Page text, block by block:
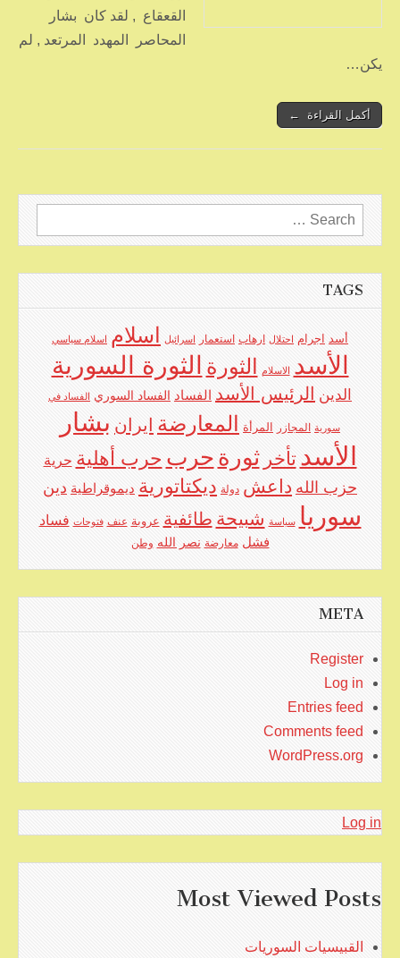
القعقاع , لقد كان بشار
المحاصر المهدد المرتعد , لم
يكن…
أكمل القراءة ←
Search
for:
TAGS
أسد اجرام احتلال ارهاب استعمار اسرائيل اسلام اسلام سياسي
الأسد الاسلام الثورة الثورة السورية
الدين الرئيس الأسد الفساد الفساد السوري الفساد في
سورية المجازر المرأة المعارضة ايران بشار
الأسد تأخر ثورة حرب حرب أهلية حرية
حزب الله داعش دولة ديكتاتورية ديموقراطية دين
سوريا سياسة شبيحة طائفية عروبة عنف فتوحات فساد
فشل معارضة نصر الله وطن
META
Register
Log in
Entries feed
Comments feed
WordPress.org
Log in
Most Viewed Posts
القبيسيات السوريات